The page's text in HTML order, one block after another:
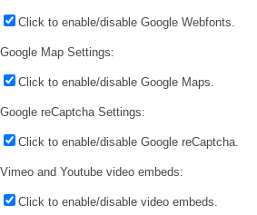
Click to enable/disable Google Webfonts.
Google Map Settings:
Click to enable/disable Google Maps.
Google reCaptcha Settings:
Click to enable/disable Google reCaptcha.
Vimeo and Youtube video embeds:
Click to enable/disable video embeds.